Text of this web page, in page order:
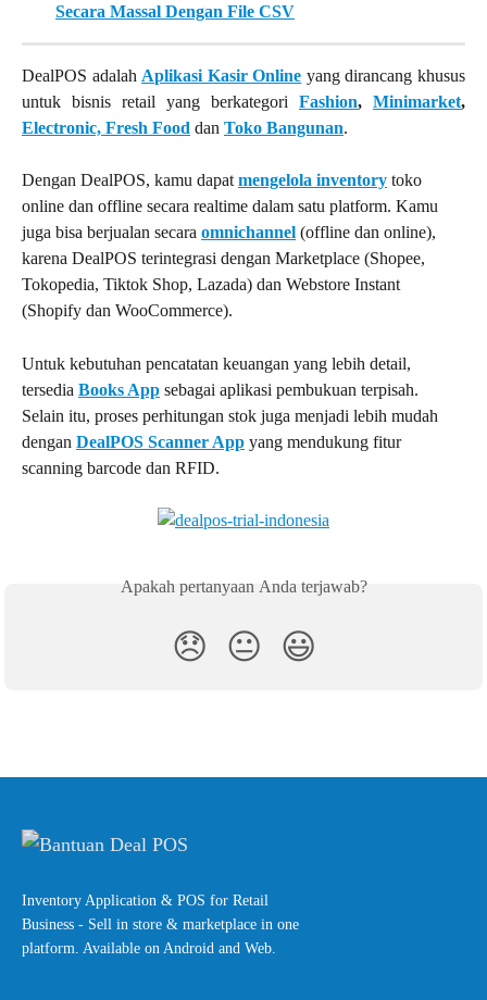
Secara Massal Dengan File CSV
DealPOS adalah Aplikasi Kasir Online yang dirancang khusus
untuk bisnis retail yang berkategori Fashion, Minimarket,
Electronic, Fresh Food dan Toko Bangunan.
Dengan DealPOS, kamu dapat mengelola inventory toko
online dan offline secara realtime dalam satu platform. Kamu
juga bisa berjualan secara omnichannel (offline dan online),
karena DealPOS terintegrasi dengan Marketplace (Shopee,
Tokopedia, Tiktok Shop, Lazada) dan Webstore Instant
(Shopify dan WooCommerce).
Untuk kebutuhan pencatatan keuangan yang lebih detail,
tersedia Books App sebagai aplikasi pembukuan terpisah.
Selain itu, proses perhitungan stok juga menjadi lebih mudah
dengan DealPOS Scanner App yang mendukung fitur
scanning barcode dan RFID.
Apakah pertanyaan Anda terjawab?
😞 😐 😃
Inventory Application & POS for Retail
Business - Sell in store & marketplace in one
platform. Available on Android and Web.